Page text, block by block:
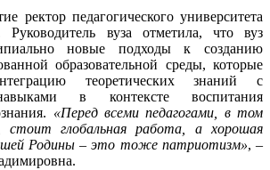
ректор педагогического университета
вуза отметила, что вуз
новые подходы к созданию
образовательной среды, которые
теоретических знаний с
в контексте воспитания
«Перед всеми педагогами, в том
стоит глобальная работа, а хорошая
Родины – это тоже патриотизм», –